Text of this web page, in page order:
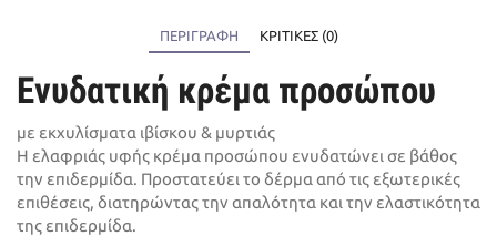
ΠΕΡΙΓΡΑΦΉ ΚΡΙΤΙΚΈΣ (0)
Ενυδατική κρέμα προσώπου
με εκχυλίσματα ιβίσκου & μυρτιάς
Η ελαφριάς υφής κρέμα προσώπου ενυδατώνει σε βάθος
την επιδερμίδα. Προστατεύει το δέρμα από τις εξωτερικές
επιθέσεις, διατηρώντας την απαλότητα και την ελαστικότητα
της επιδερμίδα.